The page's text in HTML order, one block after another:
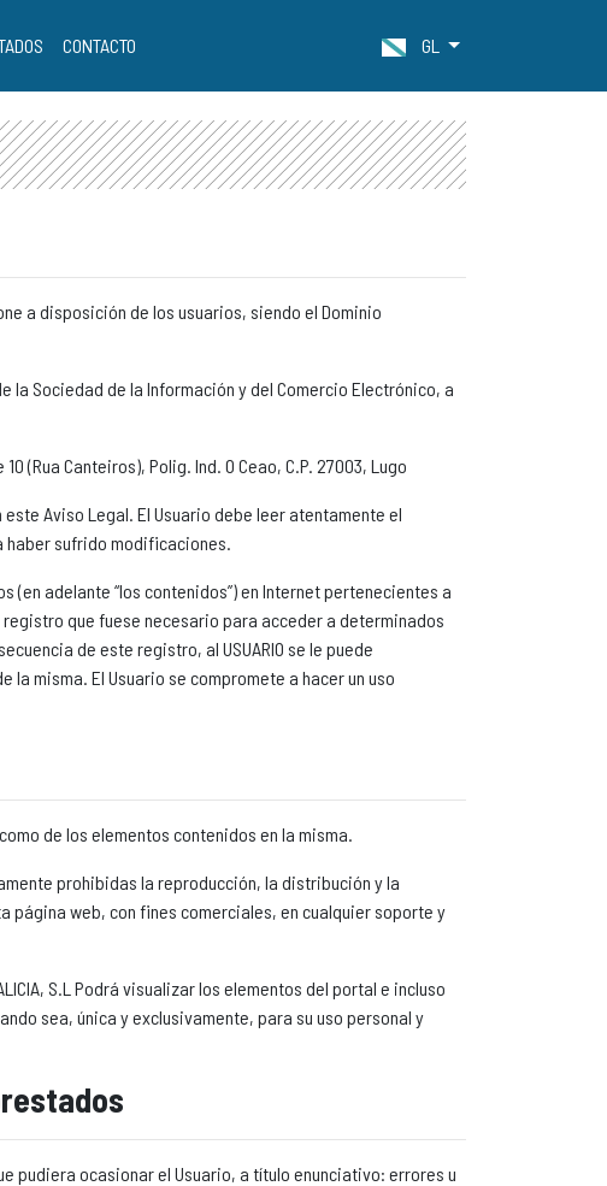
CONTACTO GL
a disposición de los usuarios, siendo el Dominio
la Sociedad de la Información y del Comercio Electrónico, a
(Rua Canteiros), Polig. Ind. O Ceao, C.P. 27003, Lugo
Aviso Legal. El Usuario debe leer atentamente el
haber sufrido modificaciones.
adelante “los contenidos”) en Internet pertenecientes a
registro que fuese necesario para acceder a determinados
de este registro, al USUARIO se le puede
misma. El Usuario se compromete a hacer un uso
de los elementos contenidos en la misma.
prohibidas la reproducción, la distribución y la
web, con fines comerciales, en cualquier soporte y
S.L Podrá visualizar los elementos del portal e incluso
sea, única y exclusivamente, para su uso personal y
pudiera ocasionar el Usuario, a título enunciativo: errores u